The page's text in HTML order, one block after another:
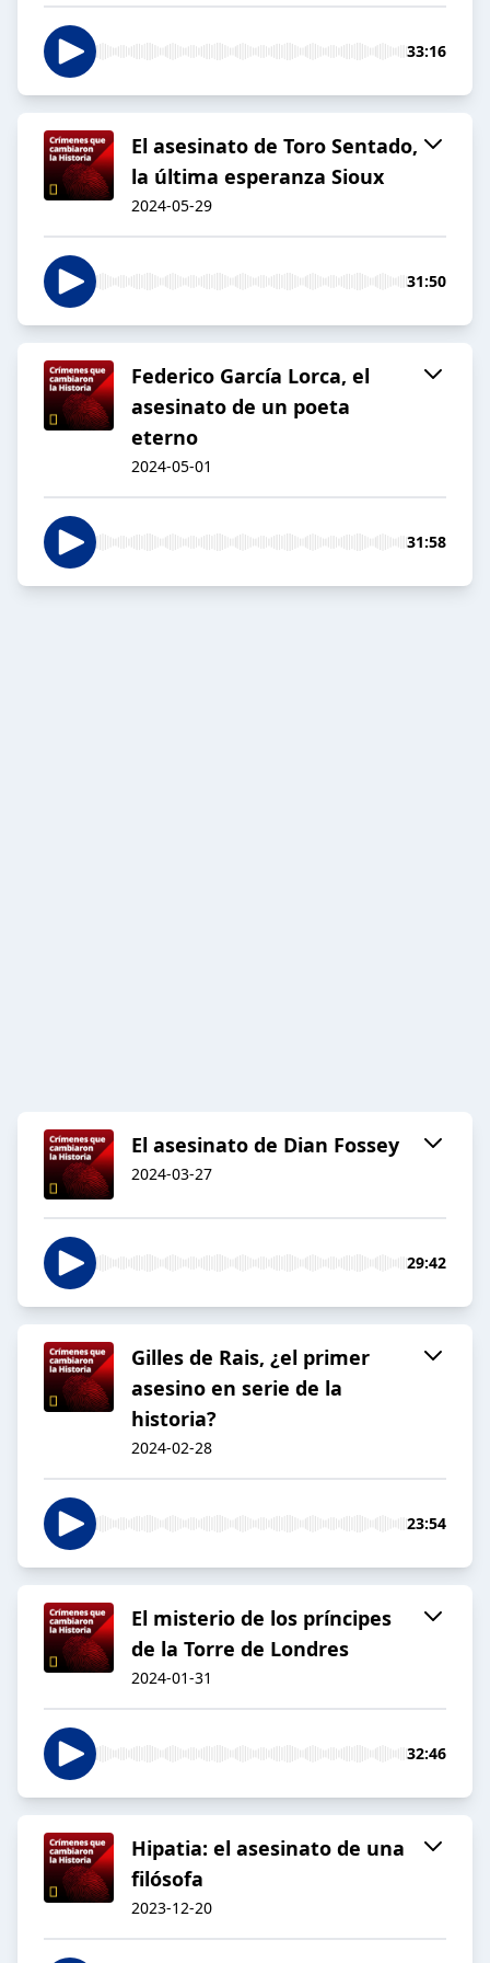
33:16
El asesinato de Toro Sentado,
la última esperanza Sioux
2024-05-29
31:50
Federico García Lorca, el
asesinato de un poeta
eterno
2024-05-01
31:58
El asesinato de Dian Fossey
2024-03-27
29:42
Gilles de Rais, ¿el primer
asesino en serie de la
historia?
2024-02-28
23:54
El misterio de los príncipes
de la Torre de Londres
2024-01-31
32:46
Hipatia: el asesinato de una
filósofa
2023-12-20